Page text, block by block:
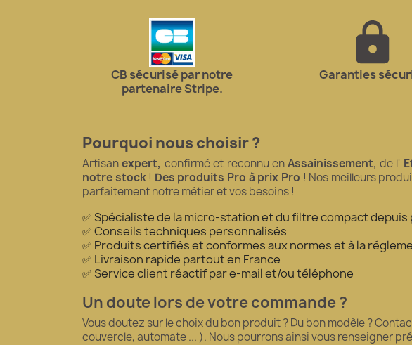
CB sécurisé par notre
partenaire Stripe.
Garanties
Pourquoi nous choisir ?
Artisanexpert, confirmé et reconnu enAssainissement, de l'
notre stock! Des produits Pro à prix Pro ! Nos meilleurs
parfaitement notre métier et vos besoins !
✅ Spécialiste de la micro-station et du filtre compact depuis
✅ Conseils techniques personnalisés
✅ Produits certifiés et conformes aux normes et à la
✅ Livraison rapide partout en France
✅ Service client réactif par e-mail et/ou téléphone
Un doute lors de votre commande ?
Vous doutez sur le choix du bon produit ? Du bon modèle ?
couvercle, automate ... ). Nous pourrons ainsi vous renseigner